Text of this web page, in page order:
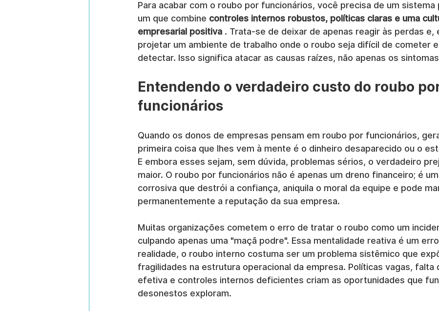
Para acabar com o roubo por funcionários, você precisa de um
um que combine controles internos robustos, políticas claras e uma
empresarial positiva . Trata-se de deixar de apenas reagir às perdas e,
projetar um ambiente de trabalho onde o roubo seja difícil de cometer
detectar. Isso significa atacar as causas raízes, não apenas os
Entendendo o verdadeiro custo do roubo
funcionários
Quando os donos de empresas pensam em roubo por funcionários,
primeira coisa que lhes vem à mente é o dinheiro desaparecido ou o
E embora esses sejam, sem dúvida, problemas sérios, o verdadeiro
maior. O roubo por funcionários não é apenas um dreno financeiro; é
corrosiva que destrói a confiança, aniquila o moral da equipe e pode
permanentemente a reputação da sua empresa.
Muitas organizações cometem o erro de tratar o roubo como um
culpando apenas uma "maçã podre". Essa mentalidade reativa é um
realidade, o roubo interno costuma ser um problema sistêmico que
fragilidades na estrutura operacional da empresa. Políticas vagas, falta
efetiva e controles internos deficientes criam as oportunidades que
desonestos exploram.